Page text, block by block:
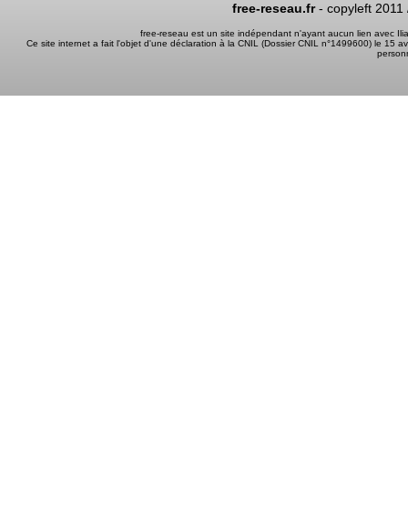
free-reseau.fr- copyleft 2011
free-reseau est un site indépendant n'ayant aucun lien avec
Ce site internet a fait l'objet d'une déclaration à la CNIL (Dossier CNIL n°1499600) le 15